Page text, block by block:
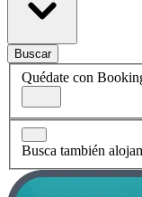
Buscar
Quédate con
Busca también